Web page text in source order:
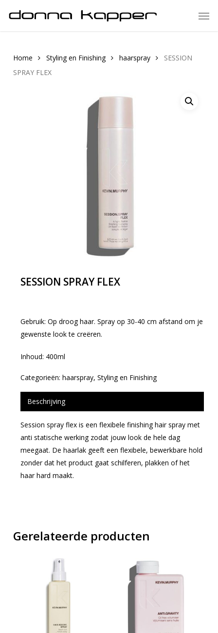
Home Styling en Finishing haarspray
SESSION
SPRAY FLEX
SESSION SPRAY FLEX
Gebruik: Op droog haar. Spray op 30-40 cm afstand om je
gewenste look te creëren.
Inhoud: 400ml
Categorieën: haarspray, Styling en Finishing
Beschrijving
Session spray flex is een flexibele finishing hair spray met
anti statische werking zodat jouw look de hele dag
meegaat. De haarlak geeft een flexibele, bewerkbare hold
zonder dat het product gaat schilferen, plakken of het
haar hard maakt.
Gerelateerde producten